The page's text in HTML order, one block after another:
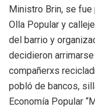
Ministro Brin, se
Olla Popular y
del barrio y
decidieron
compañerxs
pobló de bancos,
Economía Popular